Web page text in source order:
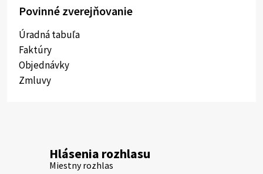
Povinné zverejňovanie
Úradná tabuľa
Faktúry
Objednávky
Zmluvy
Hlásenia rozhlasu
Miestny rozhlas